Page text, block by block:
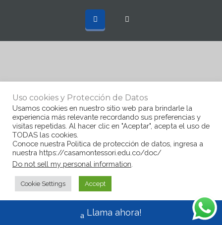
Uso cookies y Protección de Datos
Usamos cookies en nuestro sitio web para brindarle la
experiencia más relevante recordando sus preferencias y
visitas repetidas. Al hacer clic en "Aceptar", acepta el uso de
TODAS las cookies.
Conoce nuestra Politica de protección de datos, ingresa a
nuestra https://casamontessori.edu.co/doc/
Do not sell my personal information
Cookie Settings Accept
Llama ahora!